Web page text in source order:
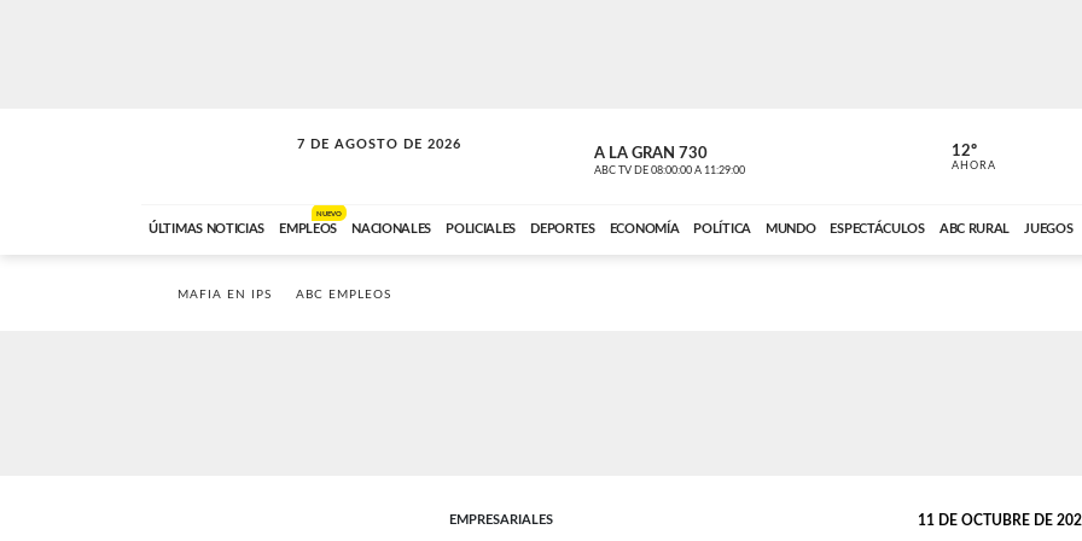
7 DE AGOSTO DE 2026
LA MOVIDA A LA GRAN 730
ABC TV DE 08:00:00 A 11:29:00 ABC CARDINAL
12º
AHORA
ÚLTIMAS NOTICIAS EMPLEOS
NUEVO
NACIONALES POLICIALES DEPORTES ECONOMÍA POLÍTICA MUNDO ESPECTÁCULOS ABC RURAL JUEGOS
MAFIA EN IPS ABC EMPLEOS
EMPRESARIALES 11 DE OCTUBRE DE